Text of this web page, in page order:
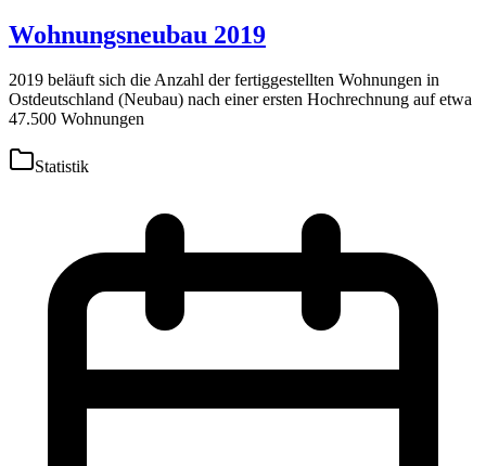
Wohnungsneubau 2019
2019 beläuft sich die Anzahl der fertiggestellten Wohnungen in
Ostdeutschland (Neubau) nach einer ersten Hochrechnung auf etwa
47.500 Wohnungen
Statistik